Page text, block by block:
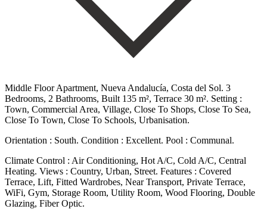
Middle Floor Apartment, Nueva Andalucía, Costa del Sol. 3
Bedrooms, 2 Bathrooms, Built 135 m², Terrace 30 m². Setting :
Town, Commercial Area, Village, Close To Shops, Close To Sea,
Close To Town, Close To Schools, Urbanisation.
Orientation : South. Condition : Excellent. Pool : Communal.
Climate Control : Air Conditioning, Hot A/C, Cold A/C, Central
Heating. Views : Country, Urban, Street. Features : Covered
Terrace, Lift, Fitted Wardrobes, Near Transport, ‌Private ‌Terrace,
‌WiFi, ‌Gym, Storage ‌Room, Utility ‌Room, Wood Flooring, Double
Glazing, Fiber Optic.